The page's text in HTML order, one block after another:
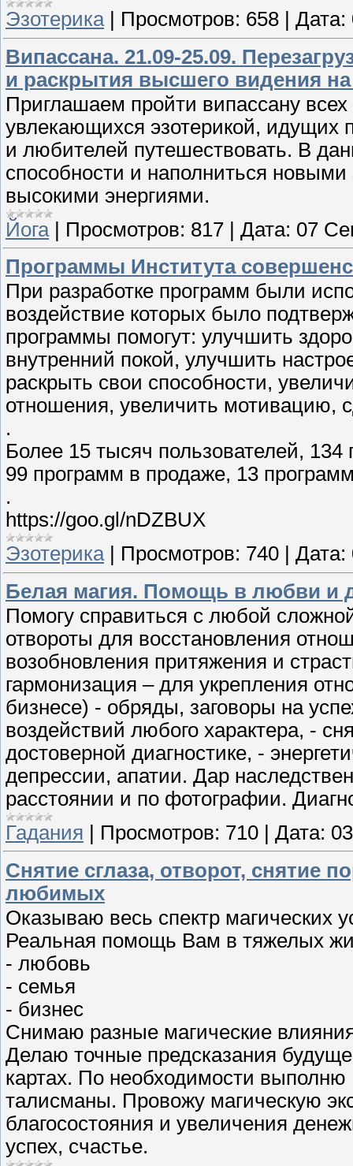
Эзотерика| Просмотров: 658 Дата:
Випассана. 21.09-25.09.
и раскрытия высшего видения на
Приглашаем пройти випассану
увлекающихся эзотерикой, идущих
и любителей путешествовать. В
способности и наполниться
высокими энергиями.
Йога| Просмотров: 817 Дата: 07
Программы Института
При разработке программ были
воздействие которых было
программы помогут: улучшить
внутренний покой, улучшить
раскрыть свои способности,
отношения, увеличить мотивацию,
.
Более 15 тысяч пользователей,
99 программ в продаже, 13
.
https://goo.gl/nDZBUX
Эзотерика| Просмотров: 740 Дата:
Белая магия. Помощь в любви и
Помогу справиться с любой
отвороты для восстановления
возобновления притяжения и
гармонизация – для укрепления
бизнесе) - обряды, заговоры на
воздействий любого характера, -
достоверной диагностике, -
депрессии, апатии. Дар
расстоянии и по фотографии.
Гадания
Просмотров: 710 Дата:
Снятие сглаза, отворот, снятие
любимых
Оказываю весь спектр магических
Реальная помощь Вам в тяжелых
- любовь
- семья
- бизнес
Снимаю разные магические
Делаю точные предсказания
картах. По необходимости выполню
талисманы. Провожу магическую
благосостояния и увеличения
успех, счастье.